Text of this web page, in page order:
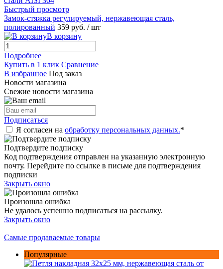
Быстрый просмотр
Замок-стяжка регулируемый, нержавеющая сталь,
полированный 359 руб. / шт
В корзину
Подробнее
Купить в 1 клик Сравнение
В избранное Под заказ
Новости магазина
Свежие новости магазина
Подписаться
Я согласен на обработку персональных данных.*
Подтвердите подписку
Код подтверждения отправлен на указанную электронную
почту. Перейдите по ссылке в письме для подтверждения
подписки
Закрыть окно
Произошла ошибка
Не удалось успешно подписаться на рассылку.
Закрыть окно
Самые продаваемые товары
Популярные